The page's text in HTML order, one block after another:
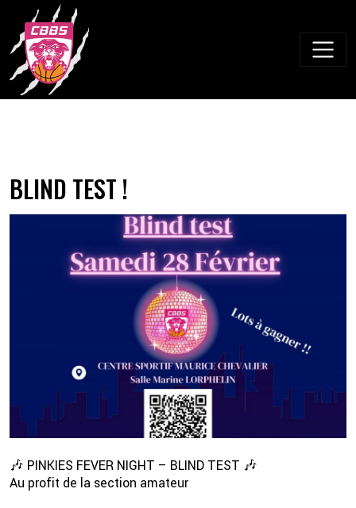
content
BLIND TEST !
🎶 PINKIES FEVER NIGHT – BLIND TEST 🎶
Au profit de la section amateur